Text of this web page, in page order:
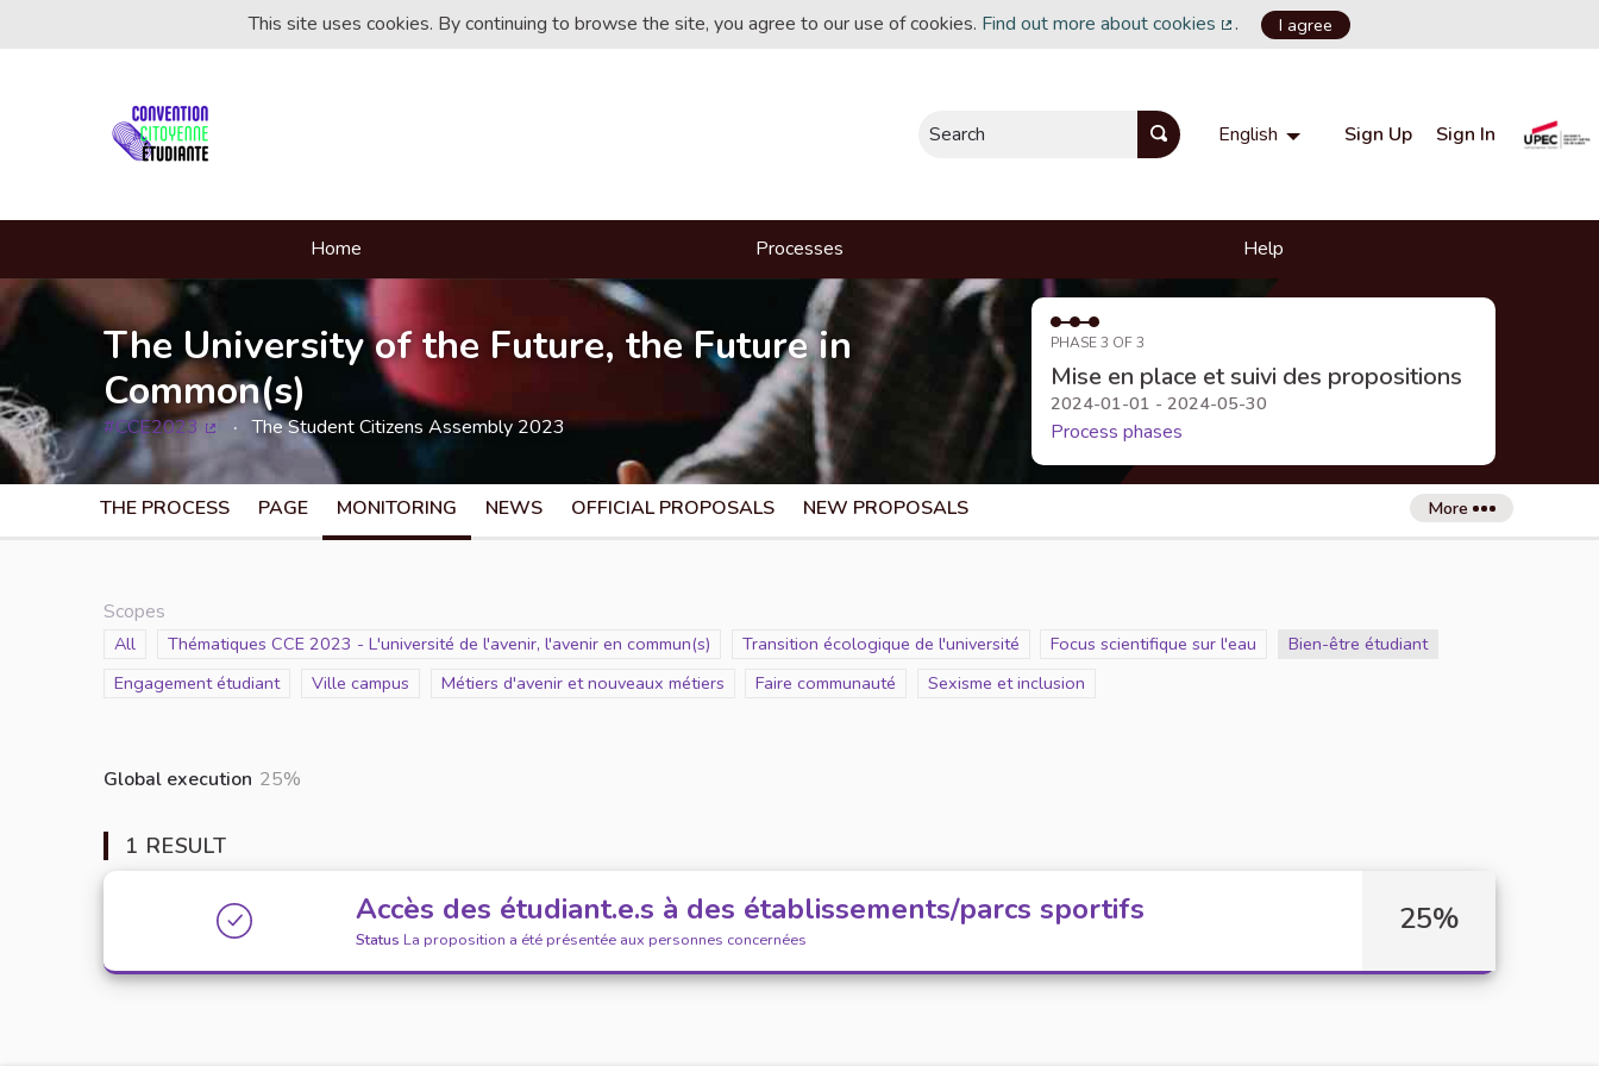
This site uses cookies. By continuing to browse the site, you agree to our use of cookies. Find out more about cookies
(External link)
. I agree
Search English Choisir la langue Choose language
Sign Up Sign In
Home Processes Help
The University of the Future, the Future in
Common(s)
#CCE2023
(External link)
The Student Citizens Assembly 2023
PHASE 3 OF 3
Mise en place et suivi des propositions
2024-01-01 - 2024-05-30
Process phases
THE PROCESS PAGE MONITORING NEWS OFFICIAL PROPOSALS NEW PROPOSALS More
Scopes
Scope
All Scope
Thématiques CCE 2023 - L'université de l'avenir, l'avenir en commun(s) Scope
Transition écologique de l'université Scope
Focus scientifique sur l'eau Scope
Bien-être étudiant
Scope
Engagement étudiant Scope
Ville campus Scope
Métiers d'avenir et nouveaux métiers Scope
Faire communauté Scope
Sexisme et inclusion
Global execution 25%
1 RESULT
Accès des étudiant.e.s à des établissements/parcs sportifs
Status La proposition a été présentée aux personnes concernées
25%